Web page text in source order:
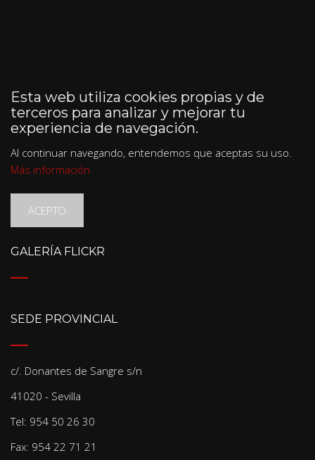
Esta web utiliza cookies propias y de
terceros para analizar y mejorar tu
experiencia de navegación.
Al continuar navegando, entendemos que aceptas su uso.
Más información
ACEPTO
GALERÍA FLICKR
SEDE PROVINCIAL
c/. Donantes de Sangre s/n
41020 - Sevilla
Tel: 954 50 26 30
Fax: 954 22 71 21